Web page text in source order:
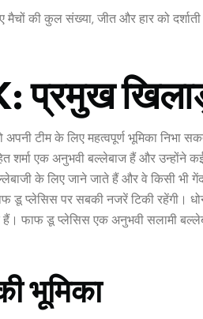
की कुल संख्या, जीत और हार को
प्रमुख
टीम के लिए महत्वपूर्ण भूमिका निभा
शर्मा एक अनुभवी बल्लेबाज हैं और उन्होंने
के लिए जाने जाते हैं और वे किसी भी
डू प्लेसिस पर सबकी नजरें टिकी रहेंगी।
हैं। फाफ डू प्लेसिस एक अनुभवी सलामी
भूमिका